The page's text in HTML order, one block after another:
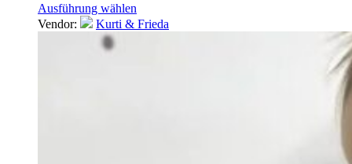
Ausführung wählen
Vendor:
Kurti & Frieda